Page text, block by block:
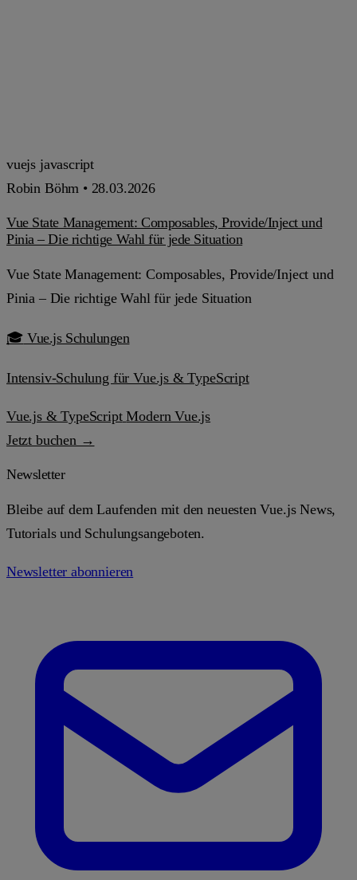
vuejs javascript
Robin Böhm • 28.03.2026
Vue State Management: Composables, Provide/Inject und
Pinia – Die richtige Wahl für jede Situation
Vue State Management: Composables, Provide/Inject und
Pinia – Die richtige Wahl für jede Situation
🎓 Vue.js Schulungen
Intensiv-Schulung für Vue.js & TypeScript
Vue.js & TypeScript Modern Vue.js
Jetzt buchen →
Newsletter
Bleibe auf dem Laufenden mit den neuesten Vue.js News,
Tutorials und Schulungsangeboten.
Newsletter abonnieren